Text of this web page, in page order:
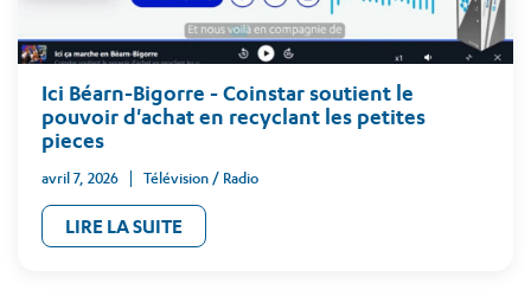
Ici Béarn-Bigorre - Coinstar soutient le
pouvoir d'achat en recyclant les petites
pieces
avril 7, 2026 Télévision / Radio
LIRE LA SUITE